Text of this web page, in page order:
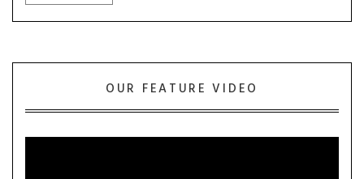
OUR FEATURE VIDEO